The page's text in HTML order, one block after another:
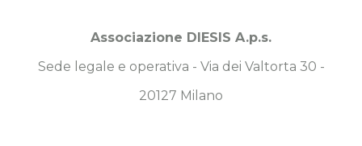
Associazione DIESIS A.p.s.
Sede legale e operativa - Via dei Valtorta 30 -
20127 Milano